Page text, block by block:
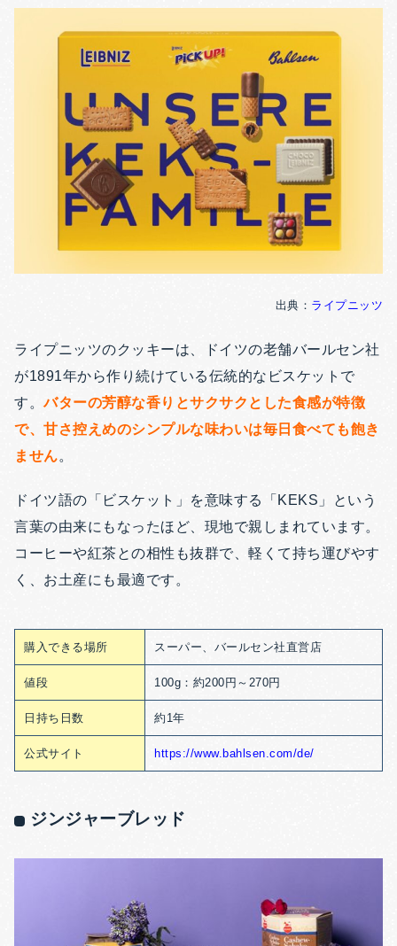
出典： ライプニッツ
ライプニッツのクッキーは、ドイツの老舗バールセン社
が1891年から作り続けている伝統的なビスケットで
す。バターの芳醇な香りとサクサクとした食感が特徴
で、甘さ控えめのシンプルな味わいは毎日食べても飽き
ません。
ドイツ語の「ビスケット」を意味する「KEKS」という
言葉の由来にもなったほど、現地で親しまれています。
コーヒーや紅茶との相性も抜群で、軽くて持ち運びやす
く、お土産にも最適です。
購入できる場所 スーパー、バールセン社直営店
値段 100g：約200円～270円
日持ち日数 約1年
公式サイト https://www.bahlsen.com/de/
ジンジャーブレッド